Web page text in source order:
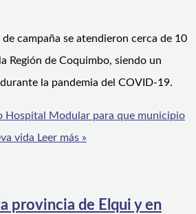
campaña se atendieron cerca de 10
Región de Coquimbo, siendo un
la pandemia del COVID-19.
Hospital Modular para que municipio
vida Leer más »
provincia de Elqui y en